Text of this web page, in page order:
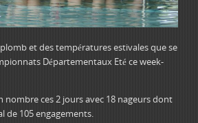
plomb et des températures estivales que se
Départementaux Eté ce week-
nombre ces 2 jours avec 18 nageurs dont
de 105 engagements.